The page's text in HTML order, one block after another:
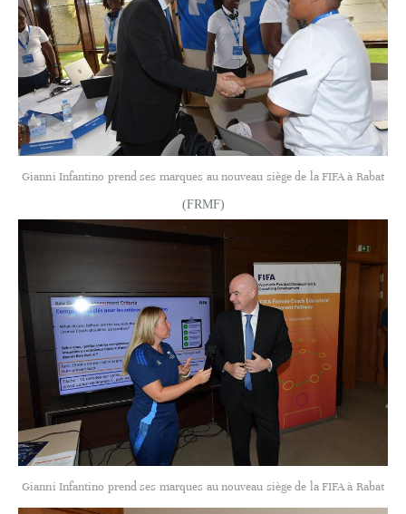
Gianni Infantino prend ses marques au nouveau siège de la FIFA à Rabat
(FRMF)
Gianni Infantino prend ses marques au nouveau siège de la FIFA à Rabat